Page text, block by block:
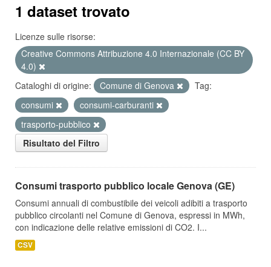
1 dataset trovato
Licenze sulle risorse:
Creative Commons Attribuzione 4.0 Internazionale (CC BY
4.0)
Cataloghi di origine:
Comune di Genova
Tag:
consumi
consumi-carburanti
trasporto-pubblico
Risultato del Filtro
Consumi trasporto pubblico locale Genova (GE)
Consumi annuali di combustibile dei veicoli adibiti a trasporto
pubblico circolanti nel Comune di Genova, espressi in MWh,
con indicazione delle relative emissioni di CO2. I...
CSV